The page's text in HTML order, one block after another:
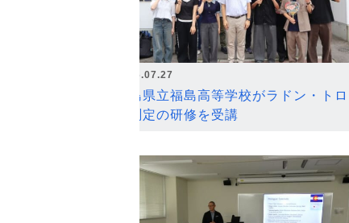
2026.07.27
福島県立福島高等学校がラドン・トロ
ン測定の研修を受講